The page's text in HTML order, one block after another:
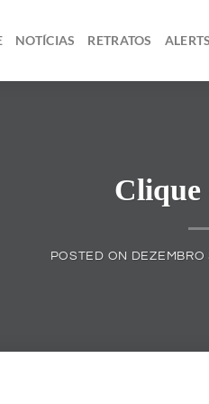
NOTÍCIAS RETRATOS ALERTS
Clique
POSTED ON DEZEMBRO